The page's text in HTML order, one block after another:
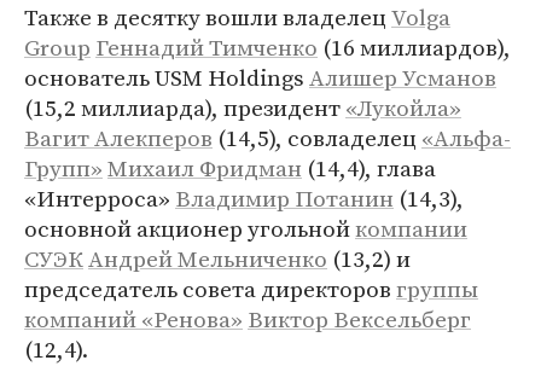
Также в десятку вошли владелецVolga
Group Геннадий Тимченко (16 миллиардов),
основатель USM HoldingsАлишер Усманов
(15,2 миллиарда), президент«Лукойла»
Вагит Алекперов (14,5), совладелец «Альфа-
Групп»Михаил Фридман (14,4), глава
«Интерроса» Владимир Потанин (14,3),
основной акционер угольнойкомпании
СУЭКАндрей Мельниченко (13,2) и
председатель совета директоровгруппы
компаний «Ренова» Виктор Вексельберг
(12,4).